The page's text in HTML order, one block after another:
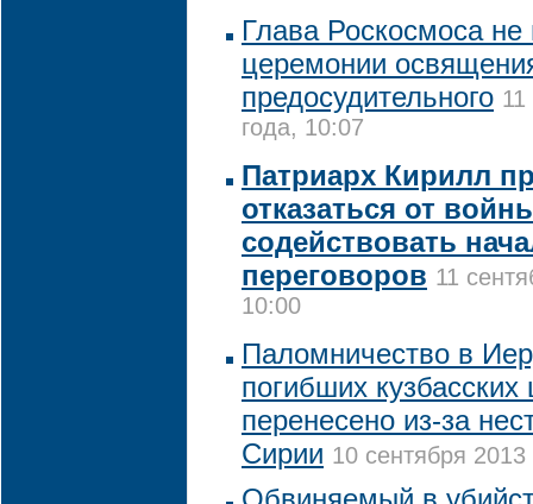
Глава Роскосмоса не
церемонии
предосудительного
года, 10:07
Патриарх Кирилл
отказаться от
содействовать
переговоров 11
10:00
Паломничество в
погибших
перенесено из-за
Сирии 10 сентября